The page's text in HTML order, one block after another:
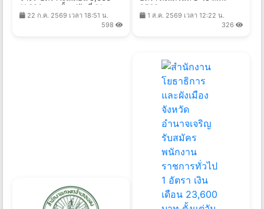
บุคคลเลือกสรรเป็นพนักงาน
จ้าง 7 อัตรา เงินเดือน 9,000 -
11,380 บาท ตั้งแต่วันที่ 31 ก.ค.
22 ก.ค. 2569 เวลา 18:51 น.
598
นักเรียนนายสิบตำรวจ 400
อัตรา ตั้งแต่วันที่ 8-19 ส.ค.
2569
1 ส.ค. 2569 เวลา 12:22 น.
326